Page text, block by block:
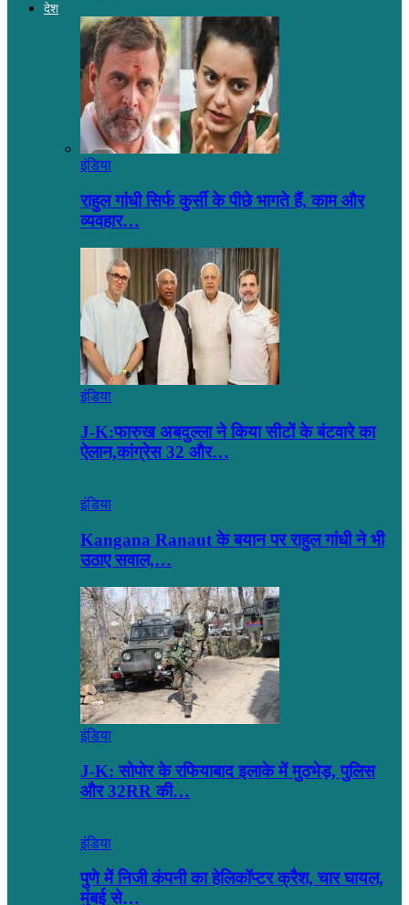
देश
इंडिया
राहुल गांधी सिर्फ कुर्सी के पीछे भागते हैं, काम और
व्यवहार…
इंडिया
J-K:फारुख अबदुल्ला ने किया सीटों के बंटवारे का
ऐलान,कांग्रेस 32 और…
इंडिया
Kangana Ranaut के बयान पर राहुल गांधी ने भी
उठाए सवाल,…
इंडिया
J-K: सोपोर के रफियाबाद इलाके में मुठभेड़, पुलिस
और 32RR की…
इंडिया
पुणे में निजी कंपनी का हेलिकॉप्टर क्रैश, चार घायल,
मुंबई से…